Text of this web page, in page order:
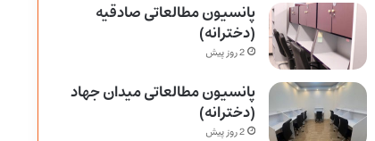
پانسیون مطالعاتی صادقیه
(دخترانه)
2 روز پیش
پانسیون مطالعاتی میدان جهاد
(دخترانه)
2 روز پیش